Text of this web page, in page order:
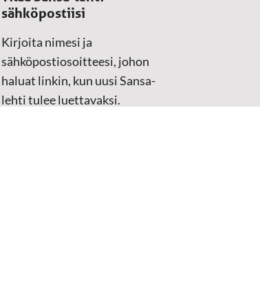
sähköpostiisi
Kirjoita nimesi ja
sähköpostiosoitteesi, johon
haluat linkin, kun uusi Sansa-
lehti tulee luettavaksi.